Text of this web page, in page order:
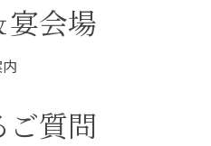
宴会場
ご質問